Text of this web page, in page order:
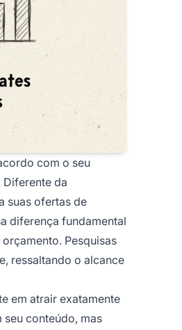
com o seu
da
suas ofertas de
diferença fundamental
Pesquisas
ressaltando o alcance
em atrair exatamente
conteúdo, mas